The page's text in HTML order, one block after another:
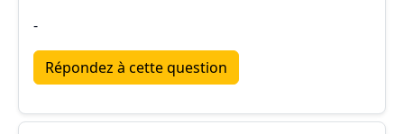
-
Répondez à cette question